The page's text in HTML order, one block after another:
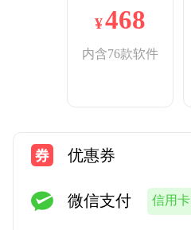
¥468
内含76款软件
优惠券
微信支付 信用卡